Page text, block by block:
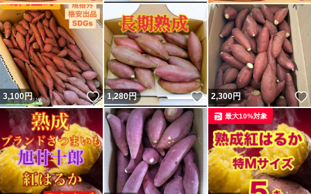
3,100円 いいね！
1,280円 いいね！
2,300円
最大10%対象